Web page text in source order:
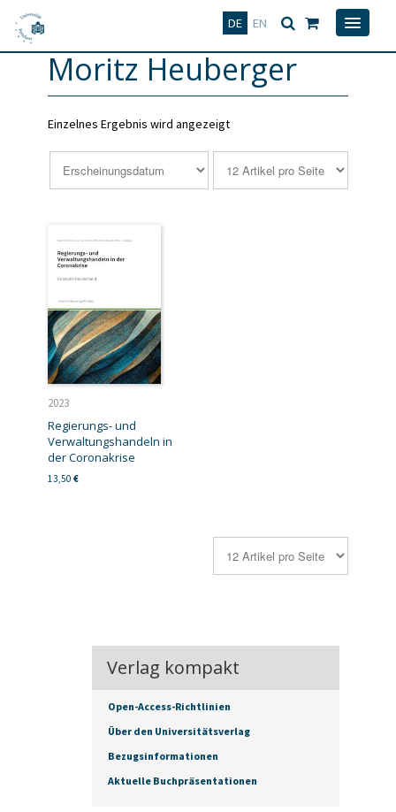
DE EN
Deutsch
Moritz Heuberger
Einzelnes Ergebnis wird angezeigt
2023
Regierungs- und
Verwaltungshandeln in
der Coronakrise
13,50 €
Verlag kompakt
Open-Access-Richtlinien
Über den Universitätsverlag
Bezugsinformationen
Aktuelle Buchpräsentationen